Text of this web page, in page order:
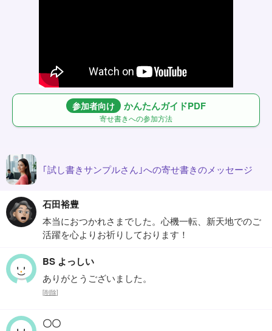
参加者向け かんたんガイドPDF
寄せ書きへの参加方法
｢試し書きサンプルさん｣への寄せ書きのメッセージ
石田裕豊
本当におつかれさまでした。心機一転、新天地でのご
活躍を心よりお祈りしております！
BS よっしい
ありがとうございました。
[削除]
〇〇